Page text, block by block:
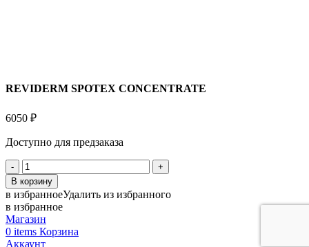
REVIDERM SPOTEX CONCENTRATE
6050 ₽
Доступно для предзаказа
Количество
товара
REVIDERM
SPOTEX
CONCENTRATE
В корзину
в избранноеУдалить из избранного
в избранное
Магазин
0 items Корзина
Аккаунт